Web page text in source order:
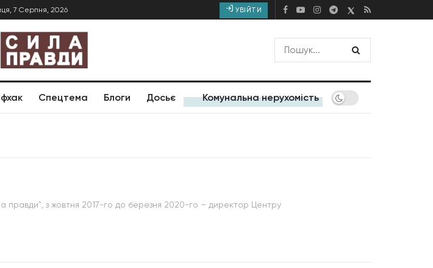
7 Серпня, 2026 УВІЙТИ
Спецтема Блоги Досьє Комунальна нерухомість
правди", з жовтня 2017-го до березня 2020-го – директор Центру